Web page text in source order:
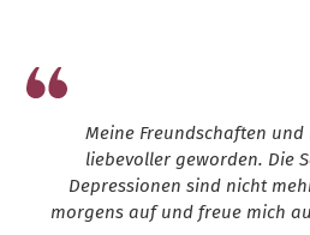
Meine Freundschaften und
liebevoller geworden. Die
Depressionen sind nicht
morgens auf und freue mich